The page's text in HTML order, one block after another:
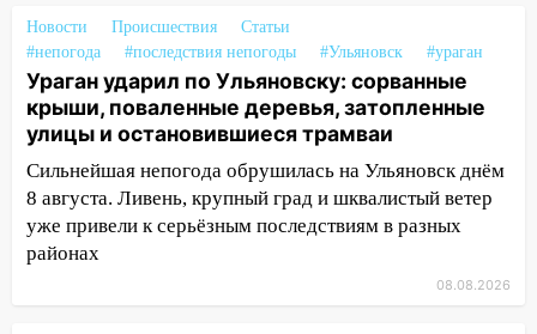
13:10
упало во дворе
13:08 Ураган ударил по Ульяновску:
сорванные крыши, поваленные деревья,
затопленные улицы и остановившиеся
трамваи
12:17 Ульяновск накрыл крупный град:
после ливня город снова уходит под
воду
Новости Происшествия
Статьи
#непогода
#последствия непогоды #Ульяновск #ураган
Ураган ударил по Ульяновску: сорванные
крыши, поваленные деревья, затопленные
улицы и остановившиеся трамваи
Сильнейшая непогода обрушилась на Ульяновск днём
8 августа. Ливень, крупный град и шквалистый ветер
уже привели к серьёзным последствиям в разных
районах
08.08.2026